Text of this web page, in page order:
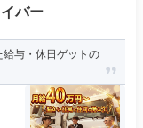
バー
与・休日ゲットの